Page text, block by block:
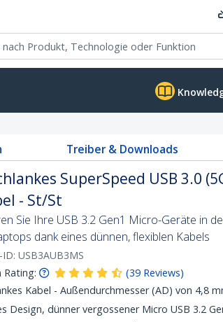
Treiber & Downloads
SuperSpeed USB 3.0
- St/St
Sie Ihre USB 3.2 Gen1 Micro-Geräte in
dank eines dünnen, flexiblen Kabels
USB3AUB3MS
Rating:
(39 Reviews)
Kabel - Außendurchmesser (AD) von 4,8
Design, dünner vergossener Micro USB 3.2